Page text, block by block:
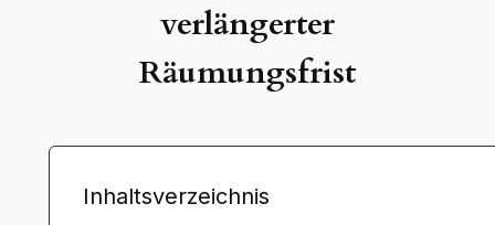
verlängerter
Räumungsfrist
Inhaltsverzeichnis